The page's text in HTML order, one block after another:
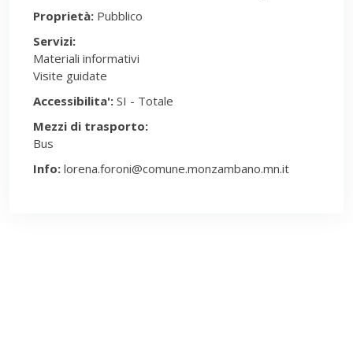
Proprietà: Pubblico
Servizi:
Materiali informativi
Visite guidate
Accessibilita': SI - Totale
Mezzi di trasporto:
Bus
Info: lorena.foroni@comune.monzambano.mn.it